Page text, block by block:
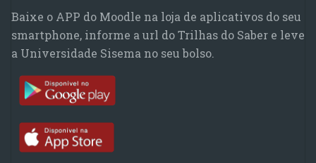
Baixe o APP do Moodle na loja de aplicativos do seu
smartphone, informe a url do Trilhas do Saber e leve
a Universidade Sisema no seu bolso.